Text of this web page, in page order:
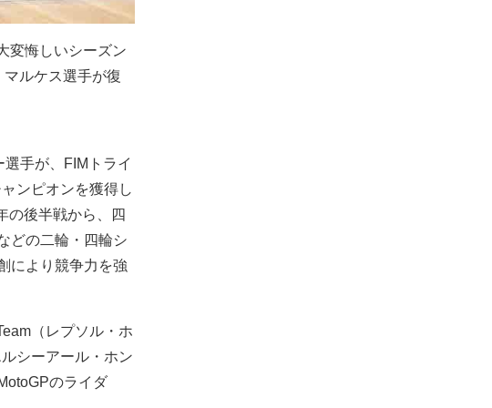
変悔しいシーズン
ルケス選手が復
手が、FIMトライ
ンピオンを獲得し
の後半戦から、四
どの二輪・四輪シ
により競争力を強
（レプソル・ホ
シーアール・ホン
のライダ